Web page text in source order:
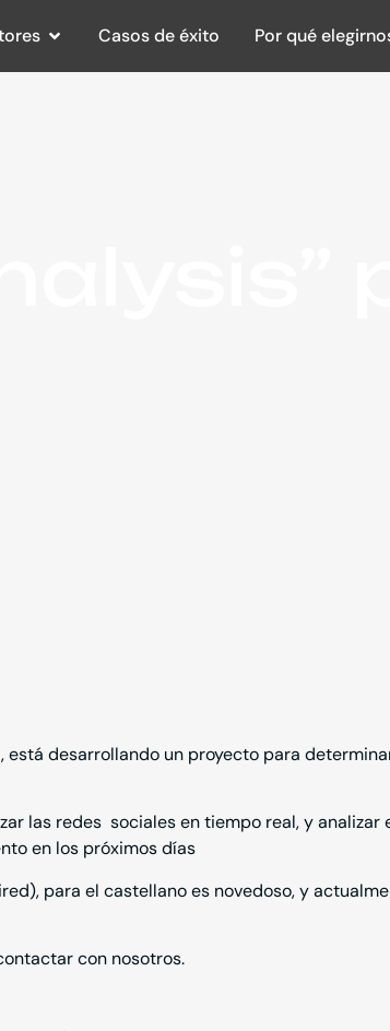
Casos de éxito Por qué
, está desarrollando un proyecto para
las redes sociales en tiempo real, y
en los próximos días
), para el castellano es novedoso, y
con nosotros.